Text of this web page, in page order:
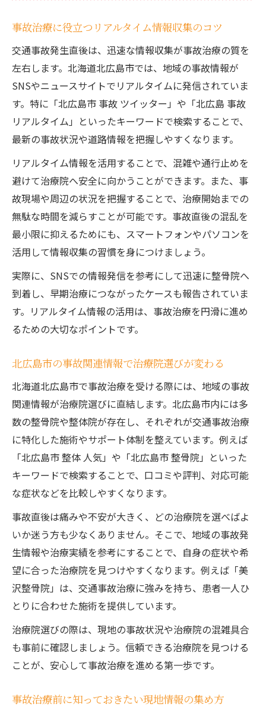
事故治療に役立つリアルタイム情報収集のコツ
交通事故発生直後は、迅速な情報収集が事故治療の質を
左右します。北海道北広島市では、地域の事故情報が
SNSやニュースサイトでリアルタイムに発信されていま
す。特に「北広島市 事故 ツイッター」や「北広島 事故
リアルタイム」といったキーワードで検索することで、
最新の事故状況や道路情報を把握しやすくなります。
リアルタイム情報を活用することで、混雑や通行止めを
避けて治療院へ安全に向かうことができます。また、事
故現場や周辺の状況を把握することで、治療開始までの
無駄な時間を減らすことが可能です。事故直後の混乱を
最小限に抑えるためにも、スマートフォンやパソコンを
活用して情報収集の習慣を身につけましょう。
実際に、SNSでの情報発信を参考にして迅速に整骨院へ
到着し、早期治療につながったケースも報告されていま
す。リアルタイム情報の活用は、事故治療を円滑に進め
るための大切なポイントです。
北広島市の事故関連情報で治療院選びが変わる
北海道北広島市で事故治療を受ける際には、地域の事故
関連情報が治療院選びに直結します。北広島市内には多
数の整骨院や整体院が存在し、それぞれが交通事故治療
に特化した施術やサポート体制を整えています。例えば
「北広島市 整体 人気」や「北広島市 整骨院」といった
キーワードで検索することで、口コミや評判、対応可能
な症状などを比較しやすくなります。
事故直後は痛みや不安が大きく、どの治療院を選べばよ
いか迷う方も少なくありません。そこで、地域の事故発
生情報や治療実績を参考にすることで、自身の症状や希
望に合った治療院を見つけやすくなります。例えば「美
沢整骨院」は、交通事故治療に強みを持ち、患者一人ひ
とりに合わせた施術を提供しています。
治療院選びの際は、現地の事故状況や治療院の混雑具合
も事前に確認しましょう。信頼できる治療院を見つける
ことが、安心して事故治療を進める第一歩です。
事故治療前に知っておきたい現地情報の集め方